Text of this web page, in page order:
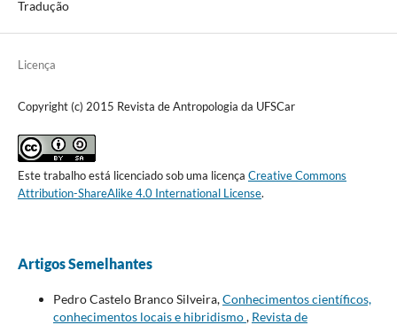
Tradução
Licença
Copyright (c) 2015 Revista de Antropologia da UFSCar
Este trabalho está licenciado sob uma licença Creative Commons
Attribution-ShareAlike 4.0 International License.
Artigos Semelhantes
Pedro Castelo Branco Silveira,Conhecimentos científicos,
conhecimentos locais e hibridismo, Revista de